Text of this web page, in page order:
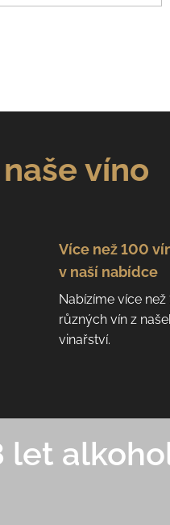
víno
Více než 100
v naší nabídce
Nabízíme více než
různých vín z
vinařství.
let